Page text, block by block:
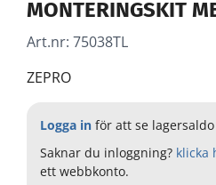
MONTERINGSKIT
Art.nr: 75038TL
ZEPRO
Logga in för att se
Saknar du inloggning? klicka
ett webbkonto.